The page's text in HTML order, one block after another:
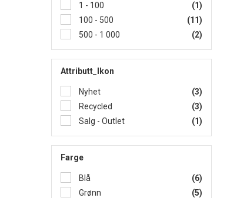
1 - 100
(1)
100 - 500
(11)
500 - 1 000
(2)
Attributt_Ikon
Nyhet
(3)
Recycled
(3)
Salg - Outlet
(1)
Farge
Blå
(6)
Grønn
(5)